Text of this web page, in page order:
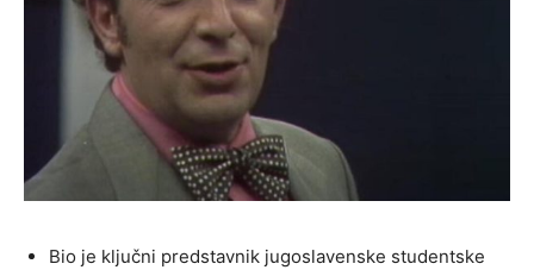
Bio je ključni predstavnik jugoslavenske studentske